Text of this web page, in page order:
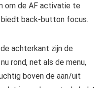
om de AF activatie te
biedt back-button focus.
achterkant zijn de
rond, net als de menu,
boven de aan/uit